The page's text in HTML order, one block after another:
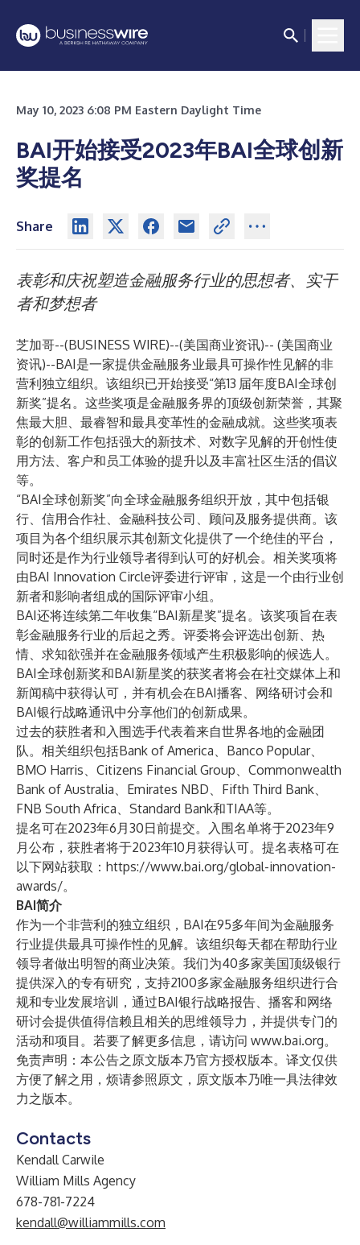
May 10, 2023 6:08 PM Eastern Daylight Time
BAI开始接受2023年BAI全球创新
奖提名
Share
表彰和庆祝塑造金融服务行业的思想者、实干
者和梦想者
芝加哥--(BUSINESS WIRE)--(美国商业资讯)-- (美国商业
资讯)--BAI是一家提供金融服务业最具可操作性见解的非
营利独立组织。 该组织已开始接受“第13 届年度BAI全球创
新奖”提名。 这些奖项是金融服务界的顶级创新荣誉，其聚
焦最大胆、最睿智和最具变革性的金融成就。这些奖项表
彰的创新工作包括强大的新技术、对数字见解的开创性使
用方法、客户和员工体验的提升以及丰富社区生活的倡议
等。
“BAI全球创新奖”向全球金融服务组织开放，其中包括银
行、信用合作社、金融科技公司、顾问及服务提供商。该
项目为各个组织展示其创新文化提供了一个绝佳的平台，
同时还是作为行业领导者得到认可的好机会。相关奖项将
由BAI Innovation Circle评委进行评审， 这是一个由行业创
新者和影响者组成的国际评审小组。
BAI还将连续第二年收集“BAI新星奖”提名。该奖项旨在表
彰金融服务行业的后起之秀。评委将会评选出创新、热
情、求知欲强并在金融服务领域产生积极影响的候选人。
BAI全球创新奖和BAI新星奖的获奖者将会在社交媒体上和
新闻稿中获得认可，并有机会在BAI播客、网络研讨会和
BAI银行战略通讯中分享他们的创新成果。
过去的获胜者和入围选手代表着来自世界各地的金融团
队。相关组织包括Bank of America、Banco Popular、
BMO Harris、Citizens Financial Group、Commonwealth
Bank of Australia、Emirates NBD、Fifth Third Bank、
FNB South Africa、Standard Bank和TIAA等。
提名可在2023年6月30日前提交。入围名单将于2023年9
月公布，获胜者将于2023年10月获得认可。提名表格可在
以下网站获取： https://www.bai.org/global-innovation-
awards/。
BAI简介
作为一个非营利的独立组织，BAI在95多年间为金融服务
行业提供最具可操作性的见解。该组织每天都在帮助行业
领导者做出明智的商业决策。我们为40多家美国顶级银行
提供深入的专有研究，支持2100多家金融服务组织进行合
规和专业发展培训，通过BAI银行战略报告、播客和网络
研讨会提供值得信赖且相关的思维领导力，并提供专门的
活动和项目。若要了解更多信息，请访问 www.bai.org。
免责声明：本公告之原文版本乃官方授权版本。译文仅供
方便了解之用，烦请参照原文，原文版本乃唯一具法律效
力之版本。
Contacts
Kendall Carwile
William Mills Agency
678-781-7224
kendall@williammills.com